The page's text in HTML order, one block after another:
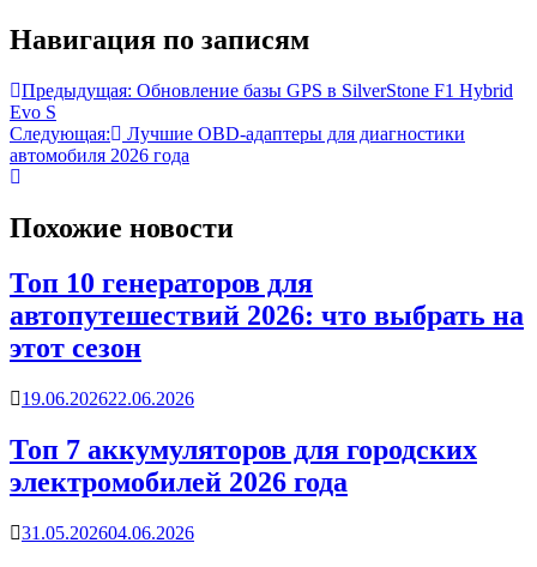
Навигация по записям
Предыдущая: Обновление базы GPS в SilverStone F1 Hybrid
Evo S
Следующая:
Лучшие OBD-адаптеры для диагностики
автомобиля 2026 года
Похожие новости
Топ 10 генераторов для
автопутешествий 2026: что выбрать на
этот сезон
19.06.202622.06.2026
Топ 7 аккумуляторов для городских
электромобилей 2026 года
31.05.202604.06.2026